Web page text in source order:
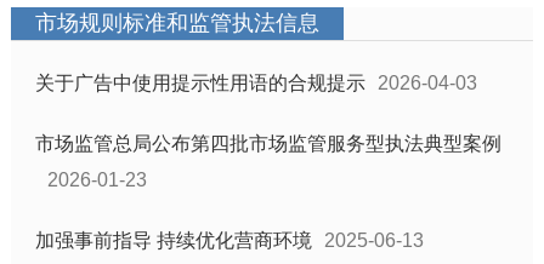
市场规则标准和监管执法信息
关于广告中使用提示性用语的合规提示 2026-04-03
市场监管总局公布第四批市场监管服务型执法典型案例
2026-01-23
加强事前指导 持续优化营商环境 2025-06-13